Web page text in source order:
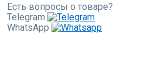
Есть вопросы о товаре?
Telegram
WhatsApp